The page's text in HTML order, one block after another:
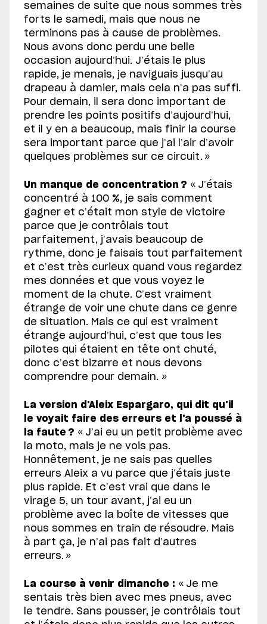
semaines de suite que nous sommes très
forts le samedi, mais que nous ne
terminons pas à cause de problèmes.
Nous avons donc perdu une belle
occasion aujourd’hui. J’étais le plus
rapide, je menais, je naviguais jusqu’au
drapeau à damier, mais cela n’a pas suffi.
Pour demain, il sera donc important de
prendre les points positifs d’aujourd’hui,
et il y en a beaucoup, mais finir la course
sera important parce que j’ai l’air d’avoir
quelques problèmes sur ce circuit. »
Un manque de concentration ? « J’étais
concentré à 100 %, je sais comment
gagner et c’était mon style de victoire
parce que je contrôlais tout
parfaitement, j’avais beaucoup de
rythme, donc je faisais tout parfaitement
et c’est très curieux quand vous regardez
mes données et que vous voyez le
moment de la chute. C’est vraiment
étrange de voir une chute dans ce genre
de situation. Mais ce qui est vraiment
étrange aujourd’hui, c’est que tous les
pilotes qui étaient en tête ont chuté,
donc c’est bizarre et nous devons
comprendre pour demain. »
La version d'Aleix Espargaro, qui dit qu'il
le voyait faire des erreurs et l'a poussé à
la faute ? « J’ai eu un petit problème avec
la moto, mais je ne vois pas.
Honnêtement, je ne sais pas quelles
erreurs Aleix a vu parce que j’étais juste
plus rapide. Et c’est vrai que dans le
virage 5, un tour avant, j’ai eu un
problème avec la boîte de vitesses que
nous sommes en train de résoudre. Mais
à part ça, je n’ai pas fait d’autres
erreurs. »
La course à venir dimanche : « Je me
sentais très bien avec mes pneus, avec
le tendre. Sans pousser, je contrôlais tout